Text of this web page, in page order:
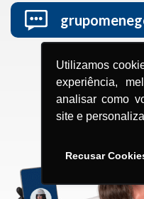
Utilizamos
experiência,
analisar como
site e
Recusar